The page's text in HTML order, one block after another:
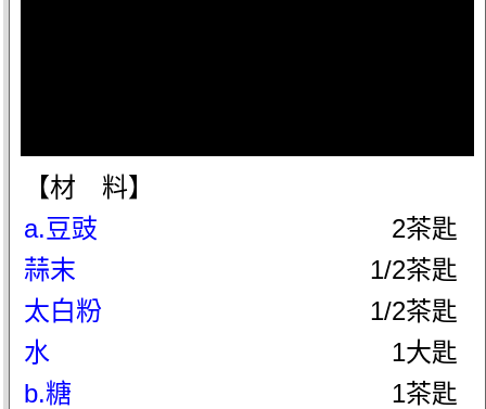
【材 料】
a.豆豉
2茶匙
蒜末
1/2茶匙
太白粉
1/2茶匙
水
1大匙
b.糖
1茶匙